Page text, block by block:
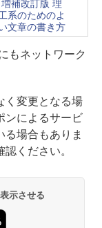
増補改訂版 理
系のためのよ
文章の書き方
もネットワーク
く変更となる場
ンによるサービ
る場合もありま
ください。
示させる